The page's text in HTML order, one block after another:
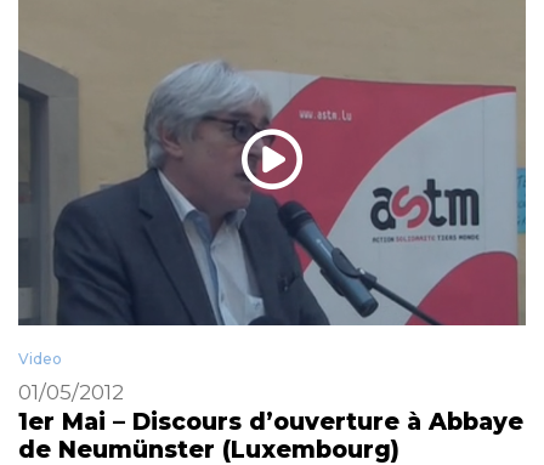
Video
01/05/2012
1er Mai – Discours d’ouverture à Abbaye
de Neumünster (Luxembourg)